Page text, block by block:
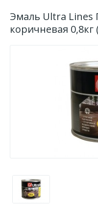
Эмаль Ultra Lines
коричневая 0,8кг